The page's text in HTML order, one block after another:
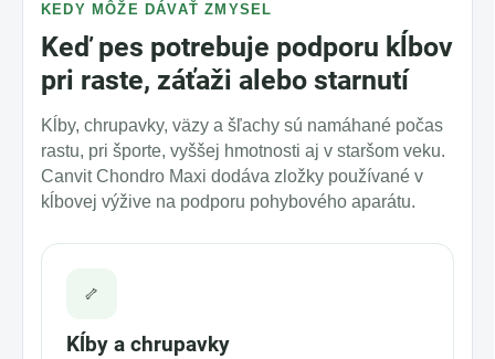
KEDY MÔŽE DÁVAŤ ZMYSEL
Keď pes potrebuje podporu kĺbov
pri raste, záťaži alebo starnutí
Kĺby, chrupavky, väzy a šľachy sú namáhané počas
rastu, pri športe, vyššej hmotnosti aj v staršom veku.
Canvit Chondro Maxi dodáva zložky používané v
kĺbovej výžive na podporu pohybového aparátu.
🦴
Kĺby a chrupavky